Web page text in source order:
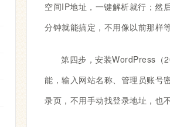
空间IP地址，一键解析就行；然
分钟就能搞定，不用像以前那样
第四步，安装WordPress（
能，输入网站名称、管理员账号
录页，不用手动找登录地址，也